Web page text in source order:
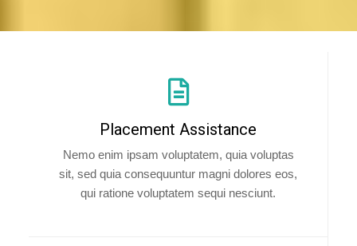
Placement Assistance
Nemo enim ipsam voluptatem, quia voluptas
sit, sed quia consequuntur magni dolores eos,
qui ratione voluptatem sequi nesciunt.